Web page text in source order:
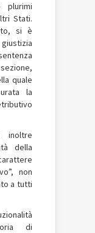
plurimi
Stati.
si è
quale
la
inoltre
della
non
a tutti
di